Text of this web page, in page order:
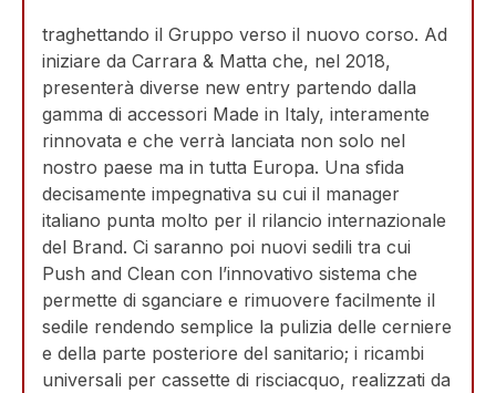
traghettando il Gruppo verso il nuovo corso. Ad
iniziare da Carrara & Matta che, nel 2018,
presenterà diverse new entry partendo dalla
gamma di accessori Made in Italy, interamente
rinnovata e che verrà lanciata non solo nel
nostro paese ma in tutta Europa. Una sfida
decisamente impegnativa su cui il manager
italiano punta molto per il rilancio internazionale
del Brand. Ci saranno poi nuovi sedili tra cui
Push and Clean con l’innovativo sistema che
permette di sganciare e rimuovere facilmente il
sedile rendendo semplice la pulizia delle cerniere
e della parte posteriore del sanitario; i ricambi
universali per cassette di risciacquo, realizzati da